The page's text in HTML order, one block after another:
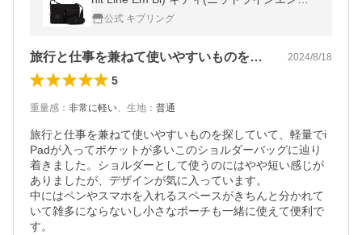
スブラック) KI6806J57 ベーシックプラス コ
レクション
公式 キプリング
旅行と仕事を兼ねて使いやすいものを探し… 2024/8/18
5
重量感 ： 非常に軽い、 生地 ： 普通
旅行と仕事を兼ねて使いやすいものを探していて、軽量でi
Padが入ってポケットが多いこのショルダーバッグに辿り
着きました。ショルダーとして使うのにはやや短い感じが
ありましたが、デザインが気に入っています。
中にはペンやスマホを入れるスペースがきちんと分かれて
いて雑多にならないし小さなポーチも一緒に使えて便利で
す。